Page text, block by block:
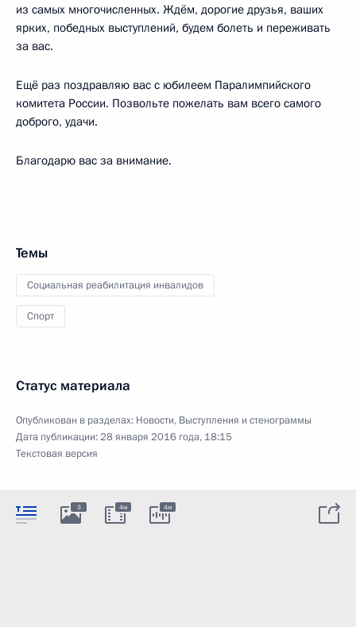
из самых многочисленных. Ждём, дорогие друзья, ваших
ярких, победных выступлений, будем болеть и переживать
за вас.
Ещё раз поздравляю вас с юбилеем Паралимпийского
комитета России. Позвольте пожелать вам всего самого
доброго, удачи.
Благодарю вас за внимание.
Темы
Социальная реабилитация инвалидов
Спорт
Статус материала
Опубликован в разделах: Новости, Выступления и стенограммы
Дата публикации:28 января 2016 года, 18:15
Текстовая версия
3 4м 4м